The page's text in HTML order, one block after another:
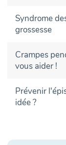
Syndrome
grossesse
Crampes
vous aider !
Prévenir
idée ?